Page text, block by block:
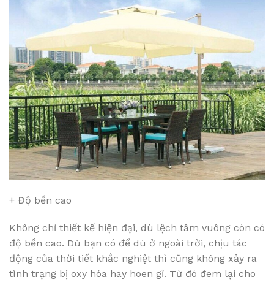
+ Độ bền cao
Không chỉ thiết kế hiện đại, dù lệch tâm vuông còn có
độ bền cao. Dù bạn có để dù ở ngoài trời, chịu tác
động của thời tiết khắc nghiệt thì cũng không xảy ra
tình trạng bị oxy hóa hay hoen gỉ. Từ đó đem lại cho